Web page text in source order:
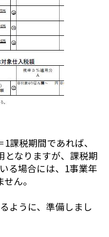
課税期間であれば、
となりますが、課税期
る場合には、1事業年
ん。
ように、準備しまし